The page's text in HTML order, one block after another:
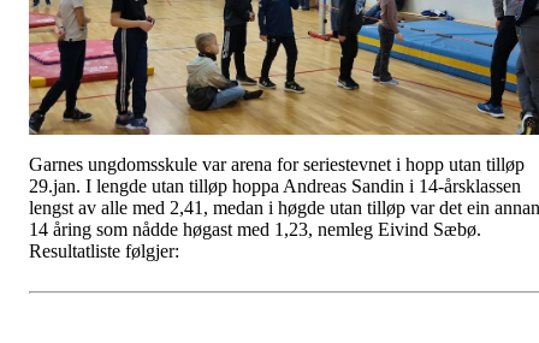
Garnes ungdomsskule var arena for seriestevnet i hopp utan tilløp
29.jan. I lengde utan tilløp hoppa Andreas Sandin i 14-årsklassen
lengst av alle med 2,41, medan i høgde utan tilløp var det ein annan
14 åring som nådde høgast med 1,23, nemleg Eivind Sæbø.
Resultatliste følgjer: